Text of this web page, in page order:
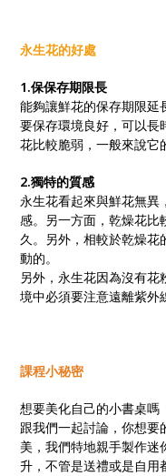
永生花的好處
1.保保存期限長
能夠讓鮮花的保存期限延
要保存環境良好，可以長
花比較脆弱，一般來說它
2.獨特的質感
永生花看起來與鮮花無
感。另一方面，乾燥花比
久。另外，相較於乾燥花
動的。
另外，永生花因為沒有
境中必須要注意遠離紫外
課程小秘密
想要美化自己的小書桌嗎
跟我們一起討論，你想要
美，我們特地親手製作迷
升，不管是送禮或是自用